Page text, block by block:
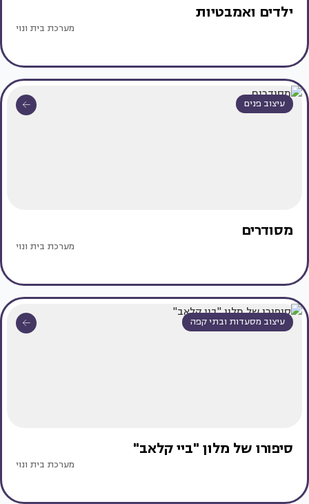
ילדים ואמבטיות
מערכת בית ונוי
עיצוב פנים
מסודרים
מערכת בית ונוי
עיצוב מסעדות ובתי קפה
סיפורו של מלון "ביי קלאב"
מערכת בית ונוי